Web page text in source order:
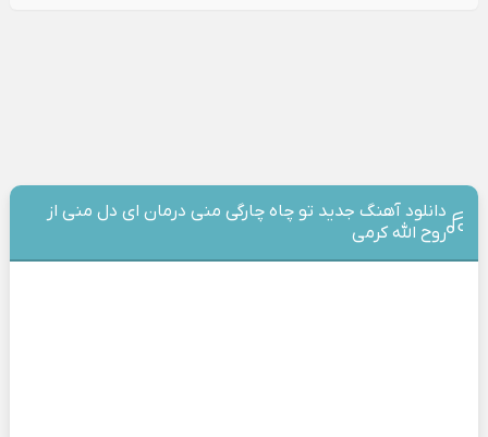
دانلود آهنگ جدید تو چاه چارگی منی درمان ای دل منی از
روح الله کرمی